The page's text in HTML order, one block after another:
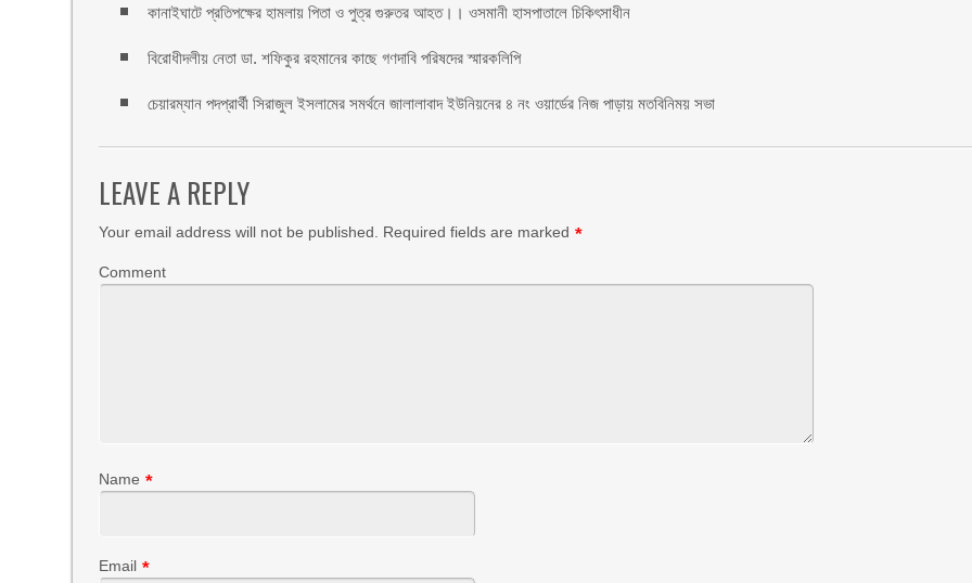
কানাইঘাটে প্রতিপক্ষের হামলায় পিতা ও পুত্র গুরুতর আহত।। ওসমানী হাসপাতালে চিকিৎসাধীন
বিরোধীদলীয় নেতা ডা. শফিকুর রহমানের কাছে গণদাবি পরিষদের স্মারকলিপি ‎
চেয়ারম্যান পদপ্রার্থী সিরাজুল ইসলামের সমর্থনে জালালাবাদ ইউনিয়নের ৪ নং ওয়ার্ডের নিজ পাড়ায় মতবিনিময় সভা
LEAVE A REPLY
Your email address will not be published. Required fields are marked *
Comment
Name *
Email *